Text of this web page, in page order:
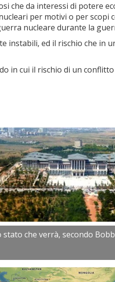
che da interessi di potere
per motivi o per scopi
nucleare durante la
instabili, ed il rischio che in
in cui il rischio di un
stato che verrà, secondo